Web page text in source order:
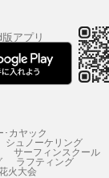
アプリ
･カヤック
シュノーケリング
サーフィンスクール
ラフティング
火大会